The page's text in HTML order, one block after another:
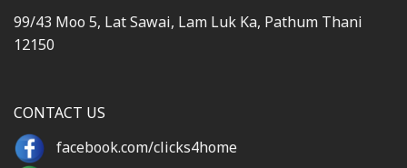
99/43 Moo 5, Lat Sawai, Lam Luk Ka, Pathum Thani
12150
CONTACT US
facebook.com/clicks4home